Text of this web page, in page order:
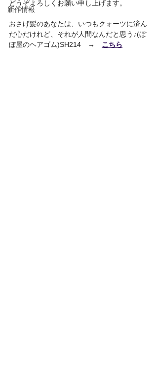
新作情報
どうぞよろしくお願い申し上げます。
おさげ髪のあなたは、いつもクォーツに済ん
だ心だけれど、それが人間なんだと思う♪(ぼ
ぼ屋のヘアゴム)SH214　→ こちら